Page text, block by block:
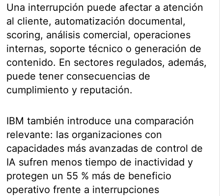
Una interrupción puede afectar a atención
al cliente, automatización documental,
scoring, análisis comercial, operaciones
internas, soporte técnico o generación de
contenido. En sectores regulados, además,
puede tener consecuencias de
cumplimiento y reputación.
IBM también introduce una comparación
relevante: las organizaciones con
capacidades más avanzadas de control de
IA sufren menos tiempo de inactividad y
protegen un 55 % más de beneficio
operativo frente a interrupciones